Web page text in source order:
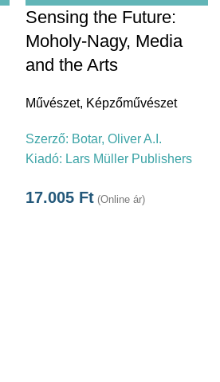
Sensing the Future:
Moholy-Nagy, Media
and the Arts
Művészet, Képzőművészet
Szerző: Botar, Oliver A.I.
Kiadó: Lars Müller Publishers
17.005 Ft (Online ár)